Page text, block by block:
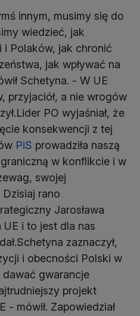
innym, musimy się do
wiedzieć, jak
Polaków, jak chronić
jak wpływać na
Schetyna. - W UE
przyjaciół, a nie wrogów
PO wyjaśniał, że
konsekwencji z tej
PiS prowadziła naszą
w konflikcie i w
swojej
rano
Jarosława
i to jest dla nas
zaznaczył,
i obecności Polski w
dawać gwarancje
projekt
- mówił. Zapowiedział